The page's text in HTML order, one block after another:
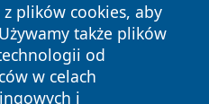
plików cookies, aby
także plików
od
w celach
i
Wszystkie prawa zastrzeżone.